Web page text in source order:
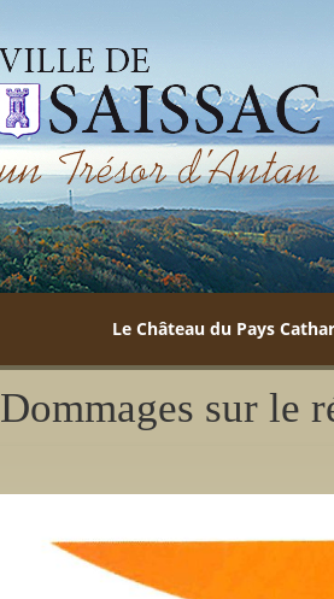
Le Château du Pays
Dommages sur le